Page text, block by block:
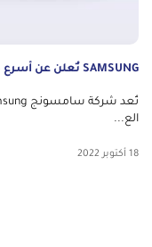
SAMSUNG تُعلن عن أسرع ذاكرة عشوائية بسرعة 8.5 جيجابت
الع...
18 أكتوبر 2022